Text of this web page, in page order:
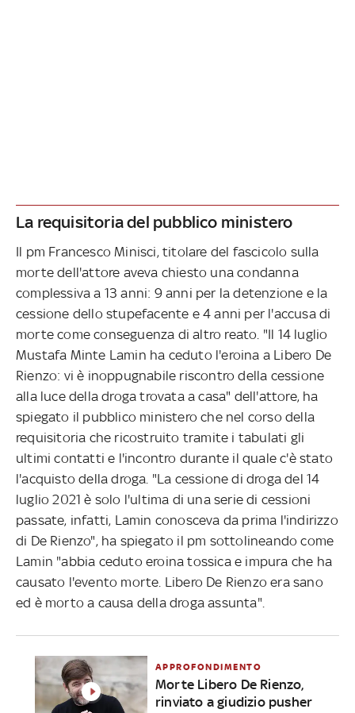
La requisitoria del pubblico ministero
Il pm Francesco Minisci, titolare del fascicolo sulla
morte dell'attore aveva chiesto una condanna
complessiva a 13 anni: 9 anni per la detenzione e la
cessione dello stupefacente e 4 anni per l'accusa di
morte come conseguenza di altro reato. "Il 14 luglio
Mustafa Minte Lamin ha ceduto l'eroina a Libero De
Rienzo: vi è inoppugnabile riscontro della cessione
alla luce della droga trovata a casa" dell'attore, ha
spiegato il pubblico ministero che nel corso della
requisitoria che ricostruito tramite i tabulati gli
ultimi contatti e l'incontro durante il quale c'è stato
l'acquisto della droga. "La cessione di droga del 14
luglio 2021 è solo l'ultima di una serie di cessioni
passate, infatti, Lamin conosceva da prima l'indirizzo
di De Rienzo", ha spiegato il pm sottolineando come
Lamin "abbia ceduto eroina tossica e impura che ha
causato l'evento morte. Libero De Rienzo era sano
ed è morto a causa della droga assunta".
APPROFONDIMENTO
Morte Libero De Rienzo,
rinviato a giudizio pusher